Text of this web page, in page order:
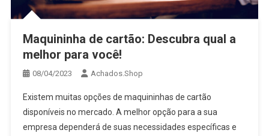
Maquininha de cartão: Descubra qual a
melhor para você!
08/04/2023 Achados.Shop
Existem muitas opções de maquininhas de cartão
disponíveis no mercado. A melhor opção para a sua
empresa dependerá de suas necessidades específicas e